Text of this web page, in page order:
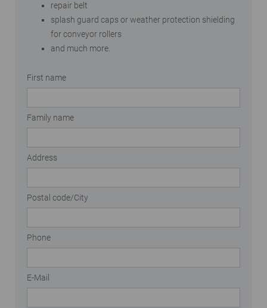
repair belt
splash guard caps or weather protection shielding
for conveyor rollers
and much more.
First name
Family name
Address
Postal code/City
Phone
E-Mail